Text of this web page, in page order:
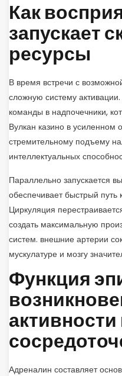
Как
запускает
ресурсы
В время встречи с
сложную систему
команды в надпочечники,
Вулкан казино в усиленном
стремительному подъему
интеллектуальных
Параллельно запускается
обеспечивает быстрый путь
Циркуляция
создать максимальную
систем. внешние артерии
мускулатуре и мозгу
Функция
активности
Адреналин составляет